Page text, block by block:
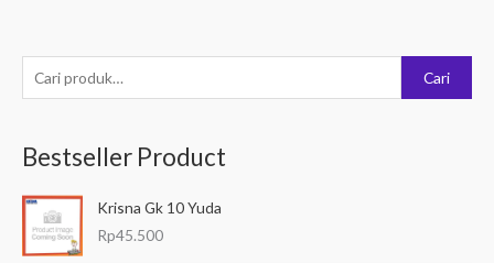
e
c
Cari
Bestseller Product
Krisna Gk 10 Yuda
Rp45.500